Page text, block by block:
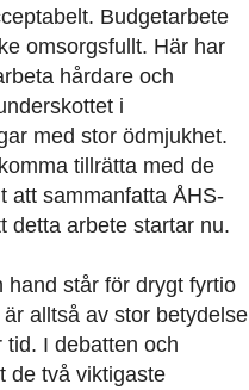
Budgetarbete
omsorgsfullt. Här har
hårdare och
i
med stor ödmjukhet.
tillrätta med de
att sammanfatta ÅHS-
detta arbete startar nu.
hand står för drygt fyrtio
alltså av stor betydelse
I debatten och
de två viktigaste